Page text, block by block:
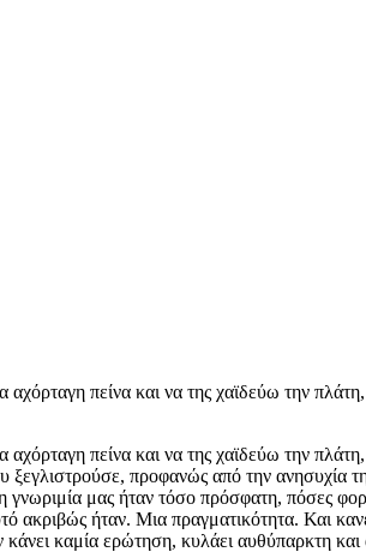
πείνα και να της χαϊδεύω την
πείνα και να της χαϊδεύω την
προφανώς από την ανησυχία
γνωριμία μας ήταν τόσο πρόσφατη, πόσες
ακριβώς ήταν. Μια πραγματικότητα. Και
καμία ερώτηση, κυλάει αυθύπαρκτη και